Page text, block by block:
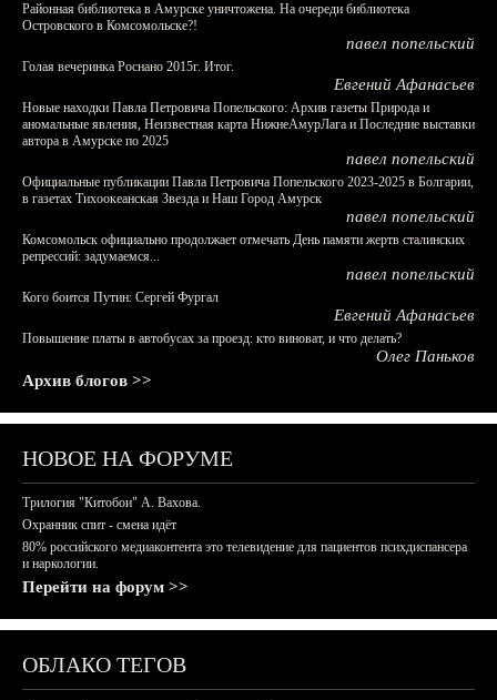
Районная библиотека в Амурске уничтожена. На очереди библиотека
Островского в Комсомольске?!
павел попельский
Голая вечеринка Роснано 2015г. Итог.
Евгений Афанасьев
Новые находки Павла Петровича Попельского: Архив газеты Природа и
аномальные явления, Неизвестная карта НижнеАмурЛага и Последние выставки
автора в Амурске по 2025
павел попельский
Официальные публикации Павла Петровича Попельского 2023-2025 в Болгарии,
в газетах Тихоокеанская Звезда и Наш Город Амурск
павел попельский
Комсомольск официально продолжает отмечать День памяти жертв сталинских
репрессий: задумаемся...
павел попельский
Кого боится Путин: Сергей Фургал
Евгений Афанасьев
Повышение платы в автобусах за проезд: кто виноват, и что делать?
Олег Паньков
Архив блогов >>
НОВОЕ НА ФОРУМЕ
Трилогия "Китобои" А. Вахова.
Охранник спит - смена идёт
80% российского медиаконтента это телевидение для пациентов психдиспансера
и наркологии.
Перейти на форум >>
ОБЛАКО ТЕГОВ